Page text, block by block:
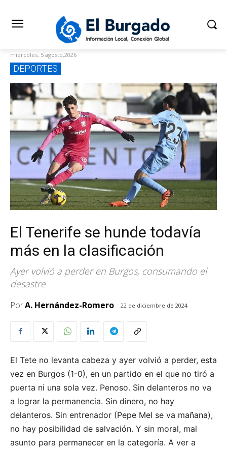
miércoles, 5 agosto,2026
DEPORTES
El Tenerife se hunde todavía
más en la clasificación
Ayer volvió a perder en Burgos, consumando el
desastre
PorA. Hernández-Romero 22 de diciembre de 2024
El Tete no levanta cabeza y ayer volvió a perder, esta
vez en Burgos (1-0), en un partido en el que no tiró a
puerta ni una sola vez. Penoso. Sin delanteros no va
a lograr la permanencia. Sin dinero, no hay
delanteros. Sin entrenador (Pepe Mel se va mañana),
no hay posibilidad de salvación. Y sin moral, mal
asunto para permanecer en la categoría. A ver a